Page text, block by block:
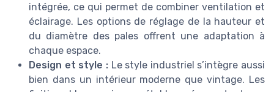
intégrée, ce qui permet de combiner ventilation et
éclairage. Les options de réglage de la hauteur et
du diamètre des pales offrent une adaptation à
chaque espace.
Design et style :Le style industriel s’intègre aussi
bien dans un intérieur moderne que vintage. Les